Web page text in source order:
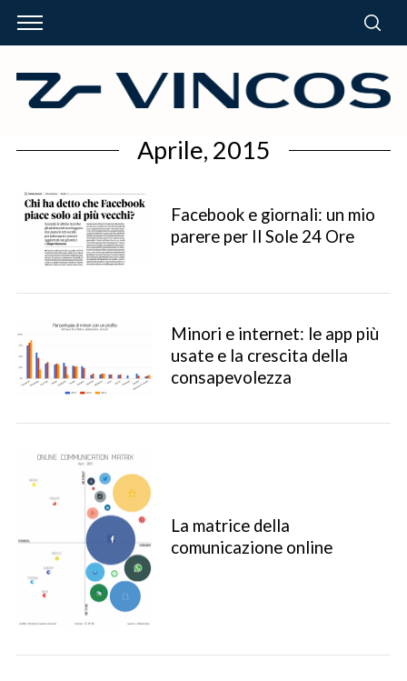
Aprile, 2015
Facebook e giornali: un mio
parere per Il Sole 24 Ore
Minori e internet: le app più
usate e la crescita della
consapevolezza
La matrice della
comunicazione online